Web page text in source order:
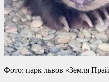
Фото: парк львов «Земля